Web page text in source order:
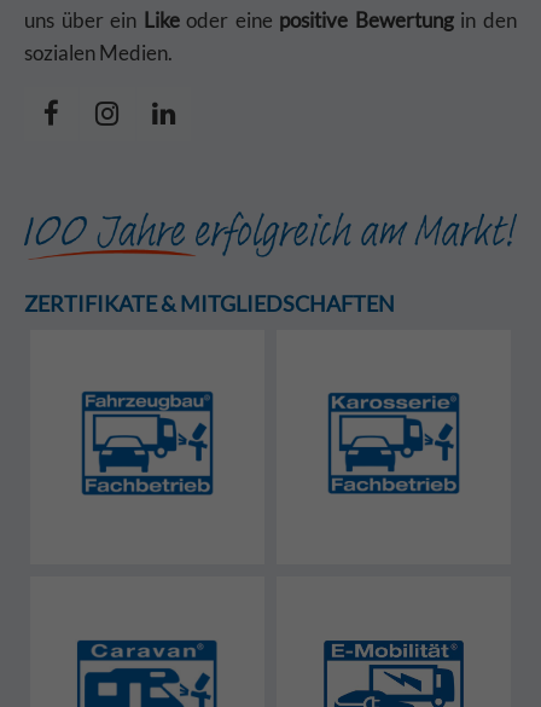
uns über ein Likeoder eine positive Bewertungin den
sozialen Medien.
ZERTIFIKATE & MITGLIEDSCHAFTEN